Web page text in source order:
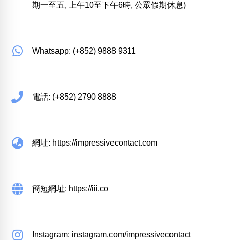
期一至五, 上午10至下午6時, 公眾假期休息)
Whatsapp: (+852) 9888 9311
電話: (+852) 2790 8888
網址: https://impressivecontact.com
簡短網址: https://iii.co
Instagram: instagram.com/impressivecontact